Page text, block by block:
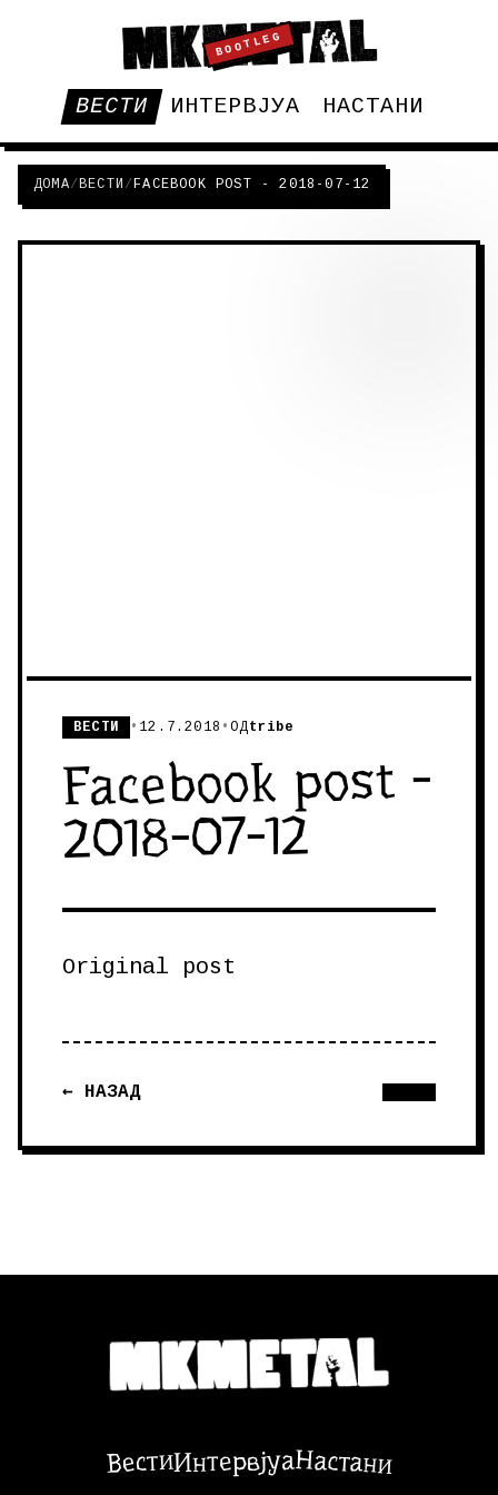
BOOTLEG
ВЕСТИ ИНТЕРВЈУА НАСТАНИ
ДОМА/ВЕСТИ /FACEBOOK POST - 2018-07-12
ВЕСТИ • 12.7.2018 •ОДtribe
Facebook post -
2018-07-12
Original post
← НАЗАД
ВестиИнтервјуаНастани